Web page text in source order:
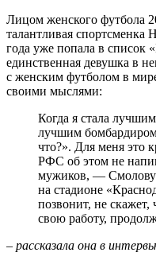
Лицом женского футбола
талантливая спортсменка
года уже попала в список
единственная девушка в
с женским футболом в
своими мыслями:
Когда я стала
лучшим
что?». Для меня это
РФС об этом не
мужиков, — Смолову
на стадионе
позвонит, не
свою работу,
– рассказала она в